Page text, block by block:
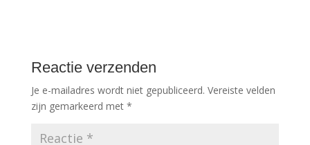
Reactie verzenden
Je e-mailadres wordt niet gepubliceerd. Vereiste velden
zijn gemarkeerd met *